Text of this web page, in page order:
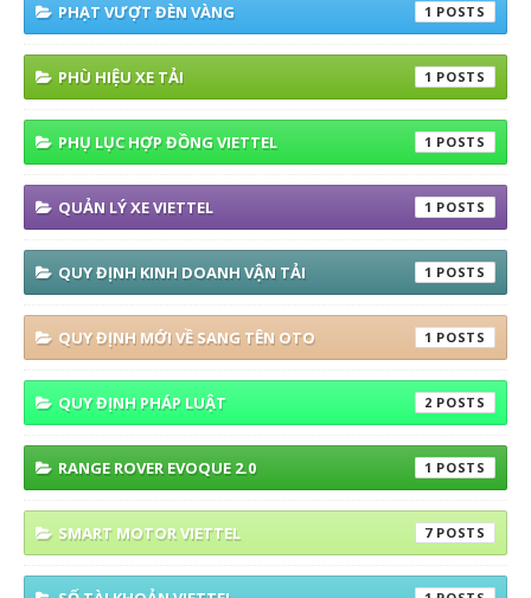
PHẠT VƯỢT ĐÈN VÀNG 1
PHÙ HIỆU XE TẢI 1
PHỤ LỤC HỢP ĐỒNG VIETTEL 1
QUẢN LÝ XE VIETTEL 1
QUY ĐỊNH KINH DOANH VẬN TẢI 1
QUY ĐỊNH MỚI VỀ SANG TÊN OTO 1
QUY ĐỊNH PHÁP LUẬT 2
RANGE ROVER EVOQUE 2.0 1
SMART MOTOR VIETTEL 7